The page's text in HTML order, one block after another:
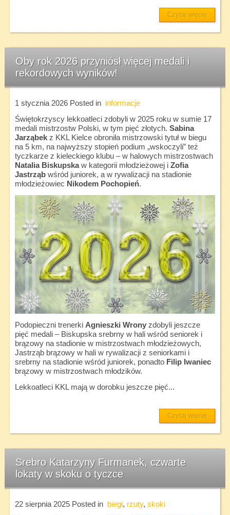
Czytaj więcej
Oby rok 2026 przyniósł więcej medali i
rekordowych wyników!
1 stycznia 2026Posted in informacje
Świętokrzyscy lekkoatleci zdobyli w 2025 roku w sumie 17
medali mistrzostw Polski, w tym pięć złotych. Sabina
Jarząbekz KKL Kielce obroniła mistrzowski tytuł w biegu
na 5 km, na najwyższy stopień podium „wskoczyli” też
tyczkarze z kieleckiego klubu – w halowych mistrzostwach
Natalia Biskupskaw kategorii młodzieżowej i Zofia
Jastrząbwśród juniorek, a w rywalizacji na stadionie
młodzieżowiec Nikodem Pochopień.
Podopieczni trenerki Agnieszki Wronyzdobyli jeszcze
pięć medali – Biskupska srebrny w hali wśród seniorek i
brązowy na stadionie w mistrzostwach młodzieżowych,
Jastrząb brązowy w hali w rywalizacji z seniorkami i
srebrny na stadionie wśród juniorek, ponadto Filip Iwaniec
brązowy w mistrzostwach młodzików.
Lekkoatleci KKL mają w dorobku jeszcze pięć...
Czytaj więcej
Srebro Katarzyny Furmanek, czwarte
lokaty w skoku o tyczce
22 sierpnia 2025Posted in biegi, rzuty, skoki